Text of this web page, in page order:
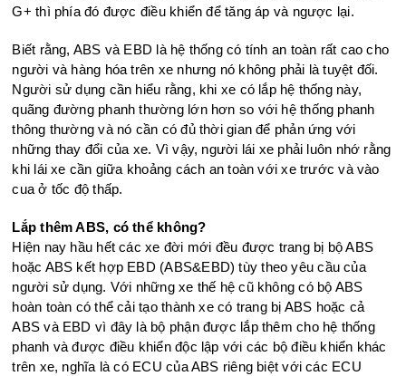
G+ thì phía đó được điều khiển để tăng áp và ngược lại.
Biết rằng, ABS và EBD là hệ thống có tính an toàn rất cao cho
người và hàng hóa trên xe nhưng nó không phải là tuyệt đối.
Người sử dụng cần hiểu rằng, khi xe có lắp hệ thống này,
quãng đường phanh thường lớn hơn so với hệ thống phanh
thông thường và nó cần có đủ thời gian để phản ứng với
những thay đổi của xe. Vì vậy, người lái xe phải luôn nhớ rằng
khi lái xe cần giữa khoảng cách an toàn với xe trước và vào
cua ở tốc độ thấp.
Lắp thêm ABS, có thể không?
Hiện nay hầu hết các xe đời mới đều được trang bị bộ ABS
hoặc ABS kết hợp EBD (ABS&EBD) tùy theo yêu cầu của
người sử dụng. Với những xe thế hệ cũ không có bộ ABS
hoàn toàn có thể cải tạo thành xe có trang bị ABS hoặc cả
ABS và EBD vì đây là bộ phận được lắp thêm cho hệ thống
phanh và được điều khiển độc lập với các bộ điều khiển khác
trên xe, nghĩa là có ECU của ABS riêng biệt với các ECU